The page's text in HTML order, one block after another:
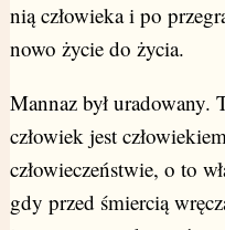
nią człowieka i po
nowo życie do życia.
Mannaz był uradowany.
człowiek jest
człowieczeństwie, o to
gdy przed śmiercią